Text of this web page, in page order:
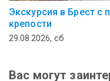
Экскурсия в Брест с
крепости
29.08.2026, сб
Вас могут